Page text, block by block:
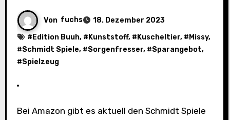
Von fuchs
18. Dezember 2023
# Edition Buuh, # Kunststoff, # Kuscheltier, # Missy,
#Schmidt Spiele, #Sorgenfresser, #Sparangebot,
#Spielzeug
Bei Amazon gibt es aktuell den Schmidt Spiele